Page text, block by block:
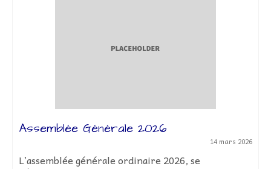
Assemblée Générale 2026
14 mars 2026
L’assemblée générale ordinaire 2026, se